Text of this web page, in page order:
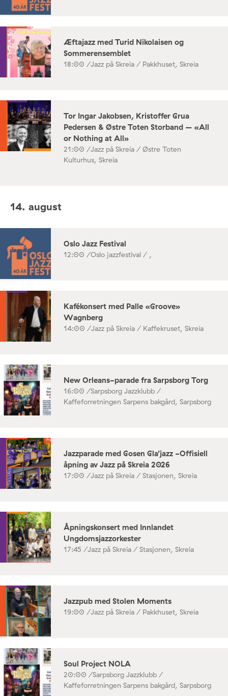
Æftajazz med Turid Nikolaisen og
Sommerensemblet
18:00 /Jazz på Skreia / Pakkhuset, Skreia
Tor Ingar Jakobsen, Kristoffer Grua
Pedersen & Østre Toten Storband – «All
or Nothing at All»
21:00 /Jazz på Skreia / Østre Toten
Kulturhus, Skreia
14. august
Oslo Jazz Festival
12:00 /Oslo jazzfestival / ,
Kafékonsert med Palle «Groove»
Wagnberg
14:00 /Jazz på Skreia / Kaffekruset, Skreia
New Orleans-parade fra Sarpsborg Torg
16:00 /Sarpsborg Jazzklubb /
Kaffeforretningen Sarpens bakgård, Sarpsborg
Jazzparade med Gosen Gla’jazz -Offisiell
åpning av Jazz på Skreia 2026
17:00 /Jazz på Skreia / Stasjonen, Skreia
Åpningskonsert med Innlandet
Ungdomsjazzorkester
17:45 /Jazz på Skreia / Stasjonen, Skreia
Jazzpub med Stolen Moments
19:00 /Jazz på Skreia / Pakkhuset, Skreia
Soul Project NOLA
20:00 /Sarpsborg Jazzklubb /
Kaffeforretningen Sarpens bakgård, Sarpsborg